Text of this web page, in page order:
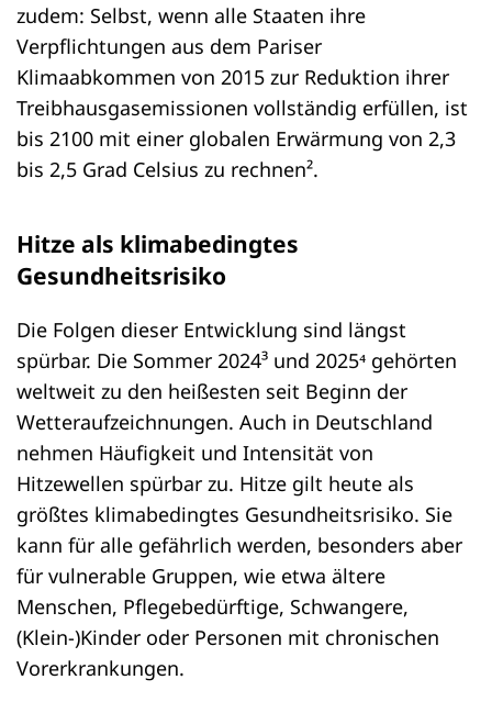
zudem: Selbst, wenn alle Staaten ihre
Verpflichtungen aus dem Pariser
Klimaabkommen von 2015 zur Reduktion ihrer
Treibhausgasemissionen vollständig erfüllen, ist
bis 2100 mit einer globalen Erwärmung von 2,3
bis 2,5 Grad Celsius zu rechnen².
Hitze als klimabedingtes
Gesundheitsrisiko
Die Folgen dieser Entwicklung sind längst
spürbar. Die Sommer 2024³ und 2025⁴ gehörten
weltweit zu den heißesten seit Beginn der
Wetteraufzeichnungen. Auch in Deutschland
nehmen Häufigkeit und Intensität von
Hitzewellen spürbar zu. Hitze gilt heute als
größtes klimabedingtes Gesundheitsrisiko. Sie
kann für alle gefährlich werden, besonders aber
für vulnerable Gruppen, wie etwa ältere
Menschen, Pflegebedürftige, Schwangere,
(Klein-)Kinder oder Personen mit chronischen
Vorerkrankungen.